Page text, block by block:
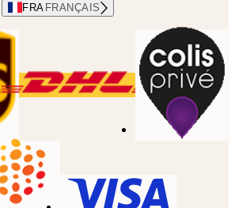
FRA FRANÇAIS